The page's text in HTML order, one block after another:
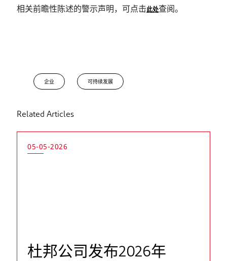
相关前瞻性陈述的警示声明，可点击此处查阅。
企业 可持续发展
Related Articles
05-05-2026
杜邦公司发布2026年